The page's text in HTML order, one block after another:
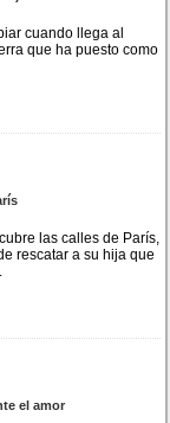
cuando llega al
que ha puesto como
las calles de París,
rescatar a su hija que
el amor